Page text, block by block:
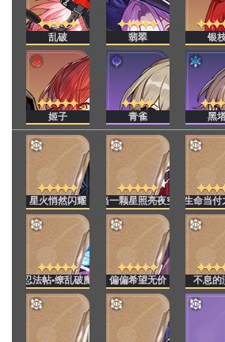
乱破 翡翠 银
姬子 青雀 黑
星火悄然闪耀 当一颗星照亮夜空 生命当付
忍法帖•缭乱破魔 偏偏希望无价 不息的